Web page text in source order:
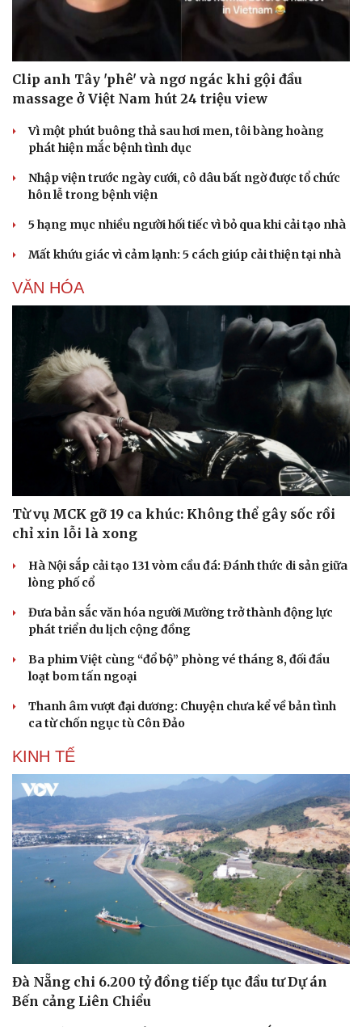
Dinh dưỡng - món ngon
Sản phụ khoa
Nhi khoa
Nam khoa
Làm đẹp - giảm cân
Phòng mạch online
Ăn sạch sống khỏe
Tình yêu - Gia đình
Clip anh Tây 'phê' và ngơ ngác khi gội đầu
massage ở Việt Nam hút 24 triệu view
Vì một phút buông thả sau hơi men, tôi bàng hoàng
phát hiện mắc bệnh tình dục
Nhập viện trước ngày cưới, cô dâu bất ngờ được tổ chức
hôn lễ trong bệnh viện
5 hạng mục nhiều người hối tiếc vì bỏ qua khi cải tạo nhà
Mất khứu giác vì cảm lạnh: 5 cách giúp cải thiện tại nhà
VĂN HÓA
Từ vụ MCK gỡ 19 ca khúc: Không thể gây sốc rồi
chỉ xin lỗi là xong
Hà Nội sắp cải tạo 131 vòm cầu đá: Đánh thức di sản giữa
lòng phố cổ
Đưa bản sắc văn hóa người Mường trở thành động lực
phát triển du lịch cộng đồng
Ba phim Việt cùng “đổ bộ” phòng vé tháng 8, đối đầu
loạt bom tấn ngoại
Thanh âm vượt đại dương: Chuyện chưa kể về bản tình
ca từ chốn ngục tù Côn Đảo
KINH TẾ
Đà Nẵng chi 6.200 tỷ đồng tiếp tục đầu tư Dự án
Bến cảng Liên Chiểu